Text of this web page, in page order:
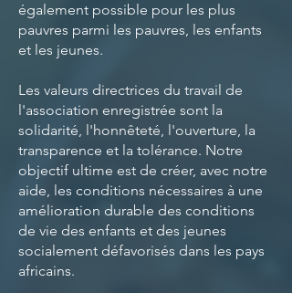
également possible pour les plus
pauvres parmi les pauvres, les enfants
et les jeunes.
Les valeurs directrices du travail de
l'association enregistrée sont la
solidarité, l'honnêteté, l'ouverture, la
transparence et la tolérance. Notre
objectif ultime est de créer, avec notre
aide, les conditions nécessaires à une
amélioration durable des conditions
de vie des enfants et des jeunes
socialement défavorisés dans les pays
africains.